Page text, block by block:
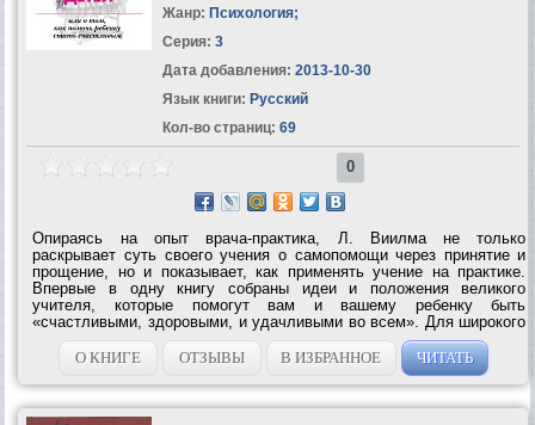
Жанр: Психология;
Серия: 3
Дата добавления: 2013-10-30
Язык книги: Русский
Кол-во страниц: 69
0
Опираясь на опыт врача-практика, Л. Виилма не только
раскрывает суть своего учения о самопомощи через принятие и
прощение, но и показывает, как применять учение на практике.
Впервые в одну книгу собраны идеи и положения великого
учителя, которые помогут вам и вашему ребенку быть
«счастливыми, здоровыми, и удачливыми во всем». Для широкого
круга...
О КНИГЕ
ОТЗЫВЫ В ИЗБРАННОЕ ЧИТАТЬ